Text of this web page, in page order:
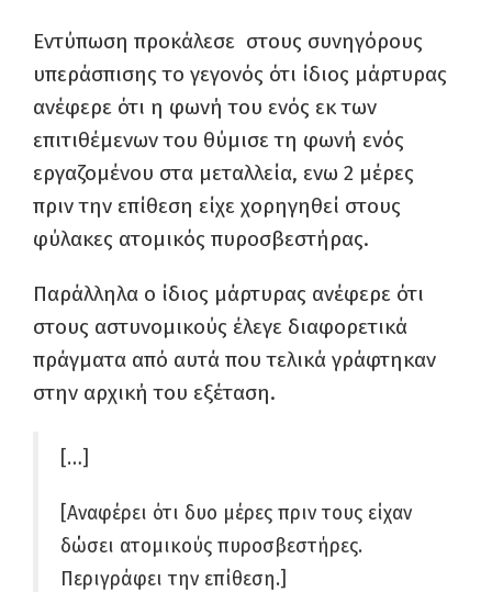
Εντύπωση προκάλεσε στους συνηγόρους
υπεράσπισης το γεγονός ότι ίδιος μάρτυρας
ανέφερε ότι η φωνή του ενός εκ των
επιτιθέμενων του θύμισε τη φωνή ενός
εργαζομένου στα μεταλλεία, ενω 2 μέρες
πριν την επίθεση είχε χορηγηθεί στους
φύλακες ατομικός πυροσβεστήρας.
Παράλληλα ο ίδιος μάρτυρας ανέφερε ότι
στους αστυνομικούς έλεγε διαφορετικά
πράγματα από αυτά που τελικά γράφτηκαν
στην αρχική του εξέταση.
[…]
[Αναφέρει ότι δυο μέρες πριν τους είχαν
δώσει ατομικούς πυροσβεστήρες.
Περιγράφει την επίθεση.]